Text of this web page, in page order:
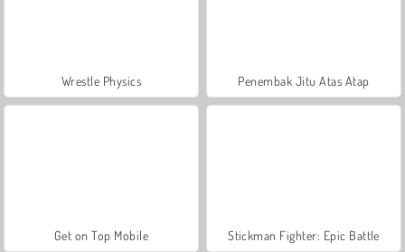
Wrestle Physics Penembak Jitu Atas Atap
Get on Top Mobile Stickman Fighter: Epic Battle